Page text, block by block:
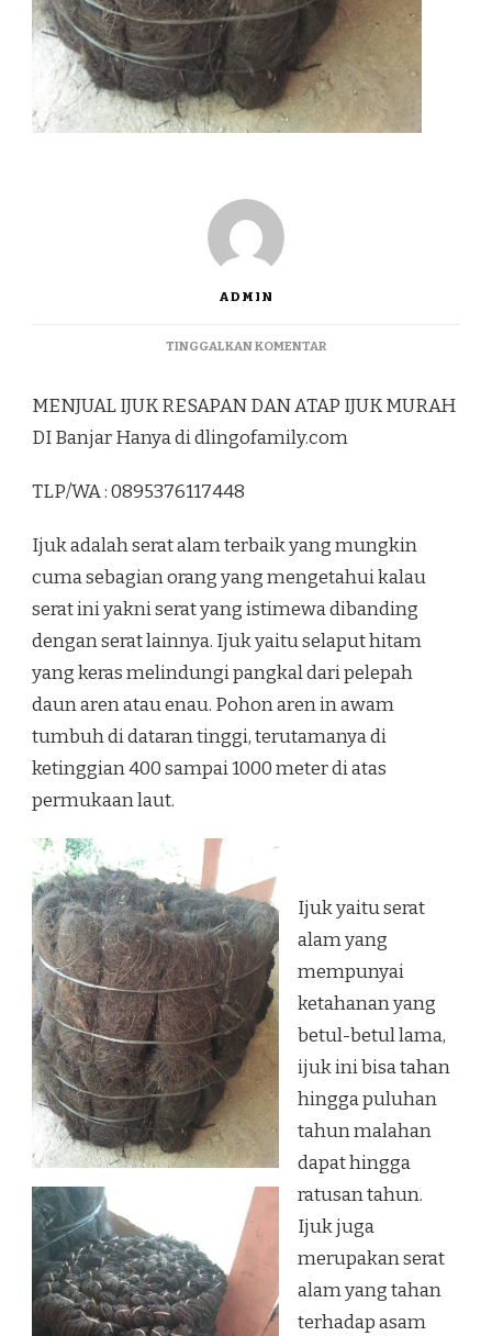
ADMIN
TINGGALKAN KOMENTARPADA
RESAPAN
MENJUAL IJUK RESAPAN DAN ATAP IJUK MURAH
DI Banjar Hanya di dlingofamily.com
TLP/WA : 0895376117448
Ijuk adalah serat alam terbaik yang mungkin
cuma sebagian orang yang mengetahui kalau
serat ini yakni serat yang istimewa dibanding
dengan serat lainnya. Ijuk yaitu selaput hitam
yang keras melindungi pangkal dari pelepah
daun aren atau enau. Pohon aren in awam
tumbuh di dataran tinggi, terutamanya di
ketinggian 400 sampai 1000 meter di atas
permukaan laut.
Ijuk yaitu serat
alam yang
mempunyai
ketahanan yang
betul-betul lama,
ijuk ini bisa tahan
hingga puluhan
tahun malahan
dapat hingga
ratusan tahun.
Ijuk juga
merupakan serat
alam yang tahan
terhadap asam